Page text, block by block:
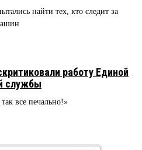
найти тех, кто следит за
работу Единой
службы
все печально!»